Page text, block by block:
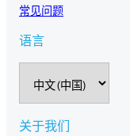
常见问题
语言
语
言
关于我们